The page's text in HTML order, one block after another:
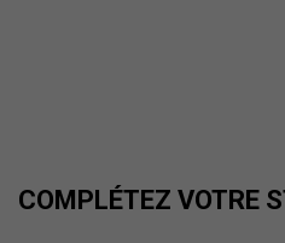
COMPLÉTEZ VOTRE